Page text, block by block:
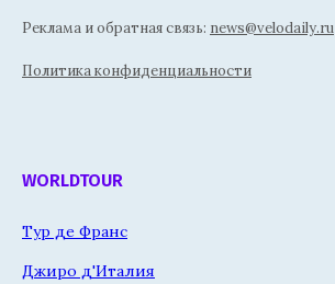
Реклама и обратная связь: news@velodaily.ru
Политика конфиденциальности
WORLDTOUR
Тур де Франс
Джиро д'Италия